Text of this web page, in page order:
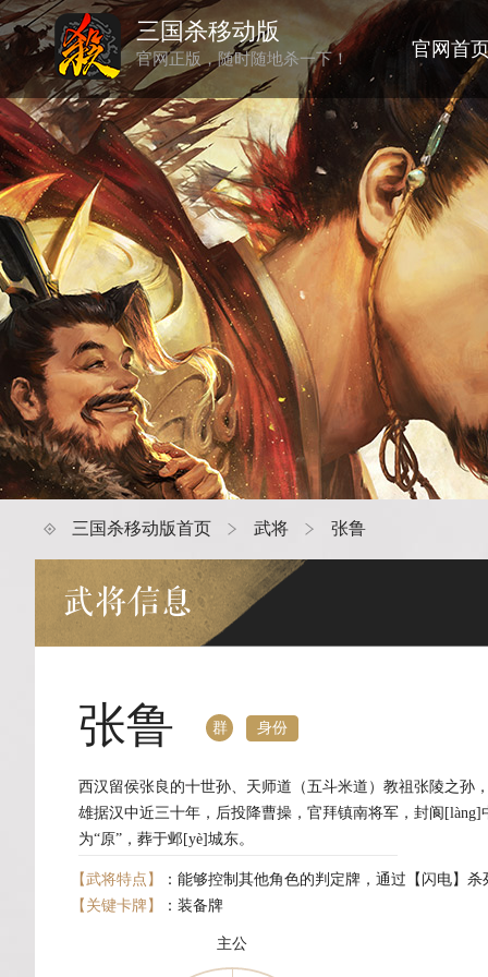
三国杀移动版
官网正版，随时随地杀一下！ 官网首
三国杀移动版首页 武将 张鲁
武将信息
张鲁 群 身份
西汉留侯张良的十世孙、天师道（五斗米道）教祖张陵之孙
雄据汉中近三十年，后投降曹操，官拜镇南将军，封阆
为“原”，葬于邺[yè]城东。
【武将特点】
：能够控制其他角色的判定牌，通过【闪电】
【关键卡牌】
：装备牌